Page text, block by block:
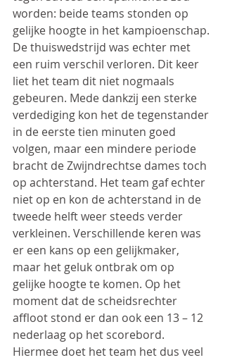
worden: beide teams stonden op
gelijke hoogte in het kampioenschap.
De thuiswedstrijd was echter met
een ruim verschil verloren. Dit keer
liet het team dit niet nogmaals
gebeuren. Mede dankzij een sterke
verdediging kon het de tegenstander
in de eerste tien minuten goed
volgen, maar een mindere periode
bracht de Zwijndrechtse dames toch
op achterstand. Het team gaf echter
niet op en kon de achterstand in de
tweede helft weer steeds verder
verkleinen. Verschillende keren was
er een kans op een gelijkmaker,
maar het geluk ontbrak om op
gelijke hoogte te komen. Op het
moment dat de scheidsrechter
affloot stond er dan ook een 13 – 12
nederlaag op het scorebord.
Hiermee doet het team het dus veel